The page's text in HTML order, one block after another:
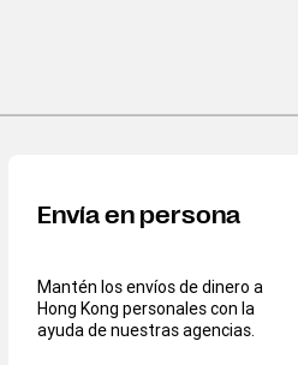
Envía en persona
Mantén los envíos de dinero a
Hong Kong personales con la
ayuda de nuestras agencias.